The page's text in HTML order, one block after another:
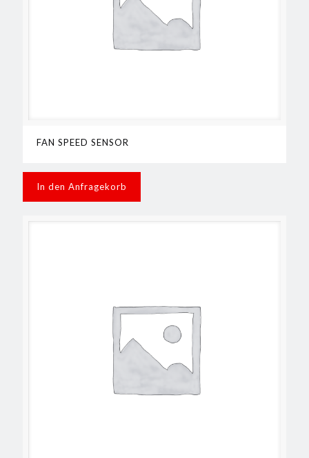
FAN SPEED SENSOR
In den Anfragekorb